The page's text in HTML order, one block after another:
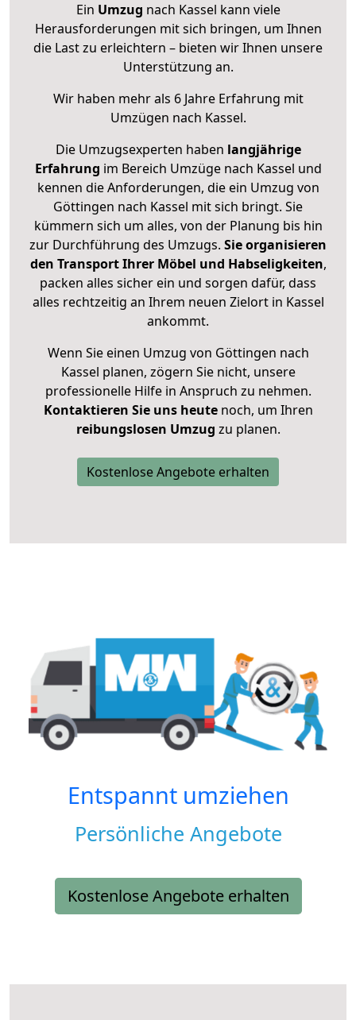
Ein Umzug nach Kassel kann viele
Herausforderungen mit sich bringen, um Ihnen
die Last zu erleichtern – bieten wir Ihnen unsere
Unterstützung an.
Wir haben mehr als 6 Jahre Erfahrung mit
Umzügen nach Kassel.
Die Umzugsexperten haben langjährige
Erfahrung im Bereich Umzüge nach Kassel und
kennen die Anforderungen, die ein Umzug von
Göttingen nach Kassel mit sich bringt. Sie
kümmern sich um alles, von der Planung bis hin
zur Durchführung des Umzugs. Sie organisieren
den Transport Ihrer Möbel und Habseligkeiten,
packen alles sicher ein und sorgen dafür, dass
alles rechtzeitig an Ihrem neuen Zielort in Kassel
ankommt.
Wenn Sie einen Umzug von Göttingen nach
Kassel planen, zögern Sie nicht, unsere
professionelle Hilfe in Anspruch zu nehmen.
Kontaktieren Sie uns heutenoch, um Ihren
reibungslosen Umzug zu planen.
Kostenlose Angebote erhalten
Entspannt umziehen
Persönliche Angebote
Kostenlose Angebote erhalten